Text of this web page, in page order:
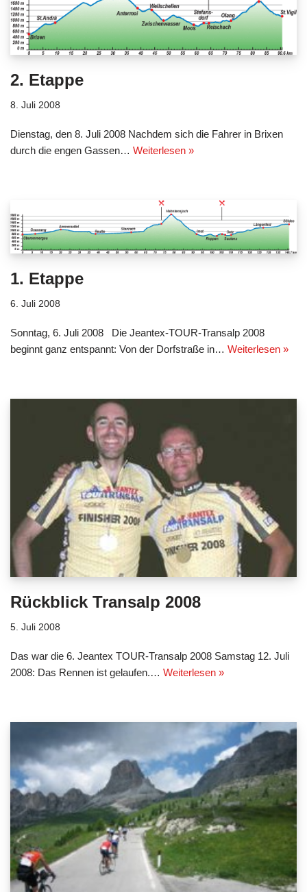
2. Etappe
8. Juli 2008
Dienstag, den 8. Juli 2008 Nachdem sich die Fahrer in Brixen
durch die engen Gassen… Weiterlesen »
1. Etappe
6. Juli 2008
Sonntag, 6. Juli 2008 Die Jeantex-TOUR-Transalp 2008
beginnt ganz entspannt: Von der Dorfstraße in… Weiterlesen »
Rückblick Transalp 2008
5. Juli 2008
Das war die 6. Jeantex TOUR-Transalp 2008 Samstag 12. Juli
2008: Das Rennen ist gelaufen.… Weiterlesen »